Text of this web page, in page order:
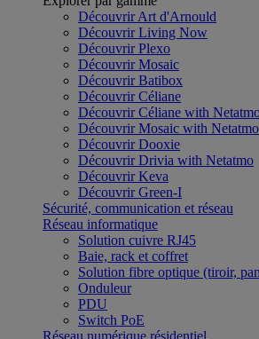
Découvrir Art d'Arnould
Découvrir Living Now
Découvrir Plexo
Découvrir Mosaic
Découvrir Batibox
Découvrir Céliane
Découvrir Céliane with
Découvrir Mosaic with Netatmo
Découvrir Dooxie
Découvrir Drivia with Netatmo
Découvrir Keva
Découvrir Green-I
Sécurité, communication et réseau
Réseau informatique
Solution cuivre RJ45
Baie, rack et coffret
Solution fibre optique (tiroir,
Onduleur
PDU
Switch PoE
Réseau numérique résidentiel